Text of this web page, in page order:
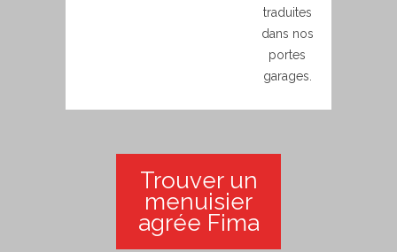
traduites
dans nos
portes
garages.
Trouver un
menuisier
agrée Fima